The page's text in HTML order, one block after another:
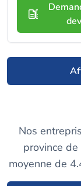
Nos
province
moyenne de